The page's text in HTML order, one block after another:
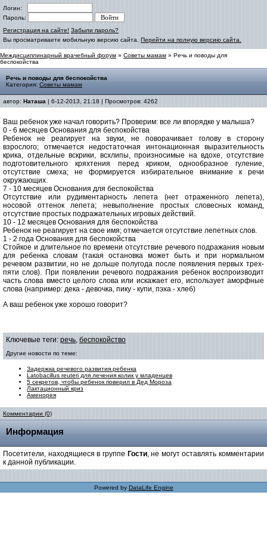
Логин:
Пароль:
Регистрация на сайте! Забыли пароль?
Вы просматриваете мобильную версию сайта. Перейти на полную версию сайта.
Междисциплинарный врачебный форум » Советы мамам » Речь и поводы для
беспокойства
Речь и поводы для беспокойства
Категория: Советы мамам
автор: Наташа | 6-12-2013, 21:18 | Просмотров: 4262
Ваш ребенок уже начал говорить? Проверим: все ли впорядке у малыша?
0 - 6 месяцев Основания для беспокойства
Ребенок не реагирует на звуки, не поворачивает голову в сторону
взрослого; отмечается недостаточная интонационная выразительность
крика, отдельные вскрики, всхлипы, произносимые на вдохе, отсутствие
подготовительного кряхтения перед криком, однообразное гуление,
отсутствие смеха; не формируется избирательное внимание к речи
окружающих.
7 - 10 месяцев Основания для беспокойства
Отсутствие или рудиментарность лепета (нет отраженного лепета),
носовой оттенок лепета; невыполнение простых словесных команд,
отсутствие простых подражательных игровых действий.
10 - 12 месяцев Основания для беспокойства
Ребенок не реагирует на свое имя; отмечается отсутствие лепетных слов.
1 - 2 года Основания для беспокойства
Стойкое и длительное по времени отсутствие речевого подражания новым
для ребенка словам (такая остановка может быть и при нормальном
речевом развитии, но не дольше полугода после появления первых трех-
пяти слов). При появлении речевого подражания ребенок воспроизводит
часть слова вместо целого слова или искажает его, использует аморфные
слова (например: дека - девочка, пику - купи, пэха - хлеб)
А ваш ребенок уже хорошо говорит?
Ключевые теги: речь, беспокойство
Другие новости по теме:
Задержка речевого развития ребенка
Latobacillus reuteri для лечения колик у младенцев
5 секретов, чтобы ребенок поверил в Дед Мороза
Лактационный криз
Аменорея
Комментарии (0)
Информация
Посетители, находящиеся в группе Гости, не могут оставлять комментарии
к данной публикации.
Powered by DataLife Engine